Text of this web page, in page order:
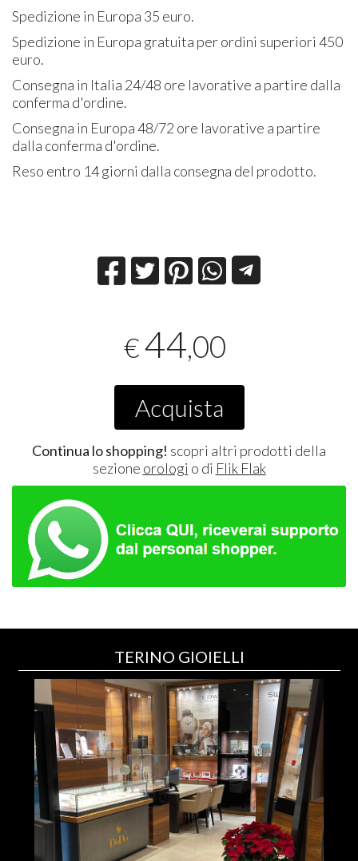
Spedizione in Europa 35 euro.
Spedizione in Europa gratuita per ordini superiori 450
euro.
Consegna in Italia 24/48 ore lavorative a partire dalla
conferma d'ordine.
Consegna in Europa 48/72 ore lavorative a partire
dalla conferma d'ordine.
Reso entro 14 giorni dalla consegna del prodotto.
€44,00
Acquista
Continua lo shopping! scopri altri prodotti della
sezione orologi o di Flik Flak
TERINO GIOIELLI